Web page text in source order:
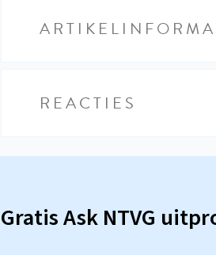
REACTIES
Gratis Ask NTVG